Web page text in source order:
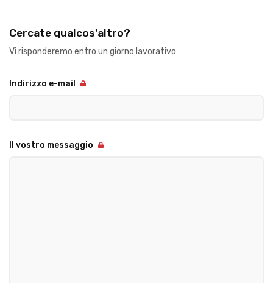
Cercate qualcos'altro?
Vi risponderemo entro un giorno lavorativo
Indirizzo e-mail
Il vostro messaggio